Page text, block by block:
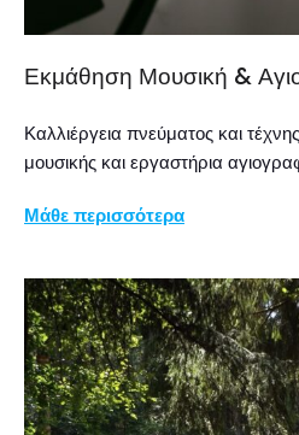
Εκμάθηση Μουσική &
Καλλιέργεια πνεύματος και
μουσικής και εργαστήρια
Μάθε περισσότερα